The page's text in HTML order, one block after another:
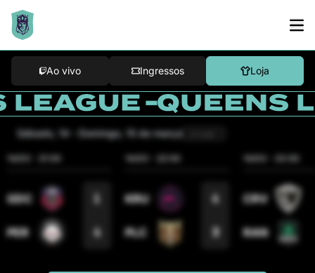
Ao vivo Ingressos Loja
sábado, 14 domingo, 15 de março
14/03
GDC 1
PER 4
14/03
KRU 4
PLC 3
14/03
CRV
RAN